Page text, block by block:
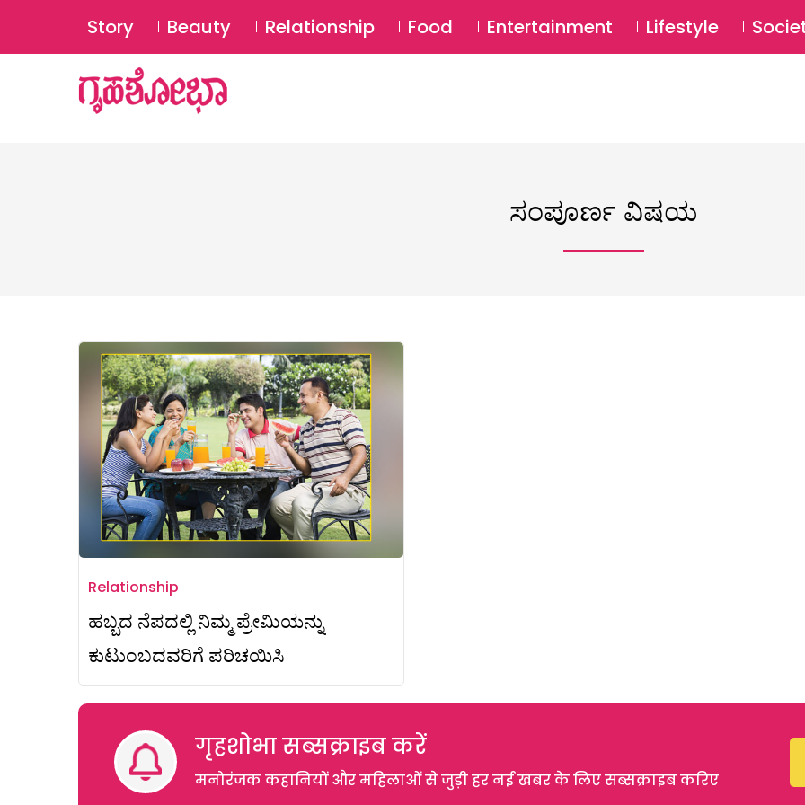
Story Beauty Relationship Food Entertainment Lifestyle
ಸಂಪೂರ್ಣ ವಿಷಯ
Relationship
ಹಬ್ಬದ ನೆಪದಲ್ಲಿ ನಿಮ್ಮ ಪ್ರೇಮಿಯನ್ನು
ಕುಟುಂಬದವರಿಗೆ ಪರಿಚಯಿಸಿ
गृहशोभा सब्सक्राइब करें
मनोरंजक कहानियों और महिलाओं से जुड़ी हर नई खबर के लिए सब्सक्राइब करिए